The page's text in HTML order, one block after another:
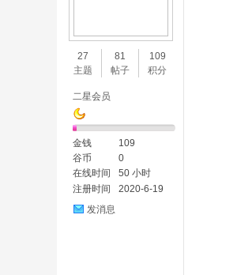
27
主题
81
帖子
109
积分
二星会员
金钱
109
谷币
0
在线时间
50 小时
注册时间
2020-6-19
发消息